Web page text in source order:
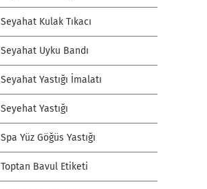
Seyahat Kulak Tıkacı
Seyahat Uyku Bandı
Seyahat Yastığı İmalatı
Seyehat Yastığı
Spa Yüz Göğüs Yastığı
Toptan Bavul Etiketi